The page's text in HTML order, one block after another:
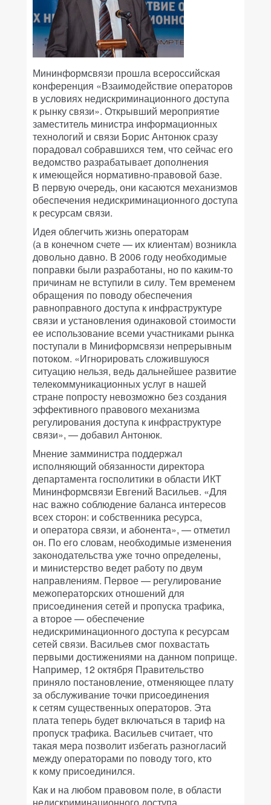
Мининформсвязи прошла всероссийская
конференция «Взаимодействие операторов
в условиях недискриминационного доступа
к рынку связи». Открывший мероприятие
заместитель министра информационных
технологий и связи Борис Антонюк сразу
порадовал собравшихся тем, что сейчас его
ведомство разрабатывает дополнения
к имеющейся нормативно-правовой базе.
В первую очередь, они касаются механизмов
обеспечения недискриминационного доступа
к ресурсам связи.
Идея облегчить жизнь операторам
(а в конечном счете — их клиентам) возникла
довольно давно. В 2006 году необходимые
поправки были разработаны, но по каким-то
причинам не вступили в силу. Тем временем
обращения по поводу обеспечения
равноправного доступа к инфраструктуре
связи и установления одинаковой стоимости
ее использование всеми участниками рынка
поступали в Миниформсвязи непрерывным
потоком. «Игнорировать сложившуюся
ситуацию нельзя, ведь дальнейшее развитие
телекоммуникационных услуг в нашей
стране попросту невозможно без создания
эффективного правового механизма
регулирования доступа к инфраструктуре
связи», — добавил Антонюк.
Мнение замминистра поддержал
исполняющий обязанности директора
департамента госполитики в области ИКТ
Мининформсвязи Евгений Васильев. «Для
нас важно соблюдение баланса интересов
всех сторон: и собственника ресурса,
и оператора связи, и абонента», — отметил
он. По его словам, необходимые изменения
законодательства уже точно определены,
и министерство ведет работу по двум
направлениям. Первое — регулирование
межоператорских отношений для
присоединения сетей и пропуска трафика,
а второе — обеспечение
недискриминационного доступа к ресурсам
сетей связи. Васильев смог похвастать
первыми достижениями на данном поприще.
Например, 12 октября Правительство
приняло постановление, отменяющее плату
за обслуживание точки присоединения
к сетям существенных операторов. Эта
плата теперь будет включаться в тариф на
пропуск трафика. Васильев считает, что
такая мера позволит избегать разногласий
между операторами по поводу того, кто
к кому присоединился.
Как и на любом правовом поле, в области